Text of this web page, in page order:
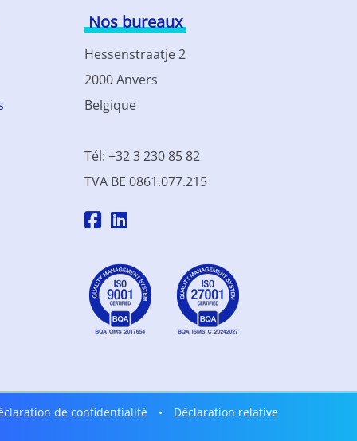
Nos bureaux
Hessenstraatje 2
2000 Anvers
Belgique
Tél: +32 3 230 85 82
TVA BE 0861.077.215
de confidentialité •
Déclaration relative